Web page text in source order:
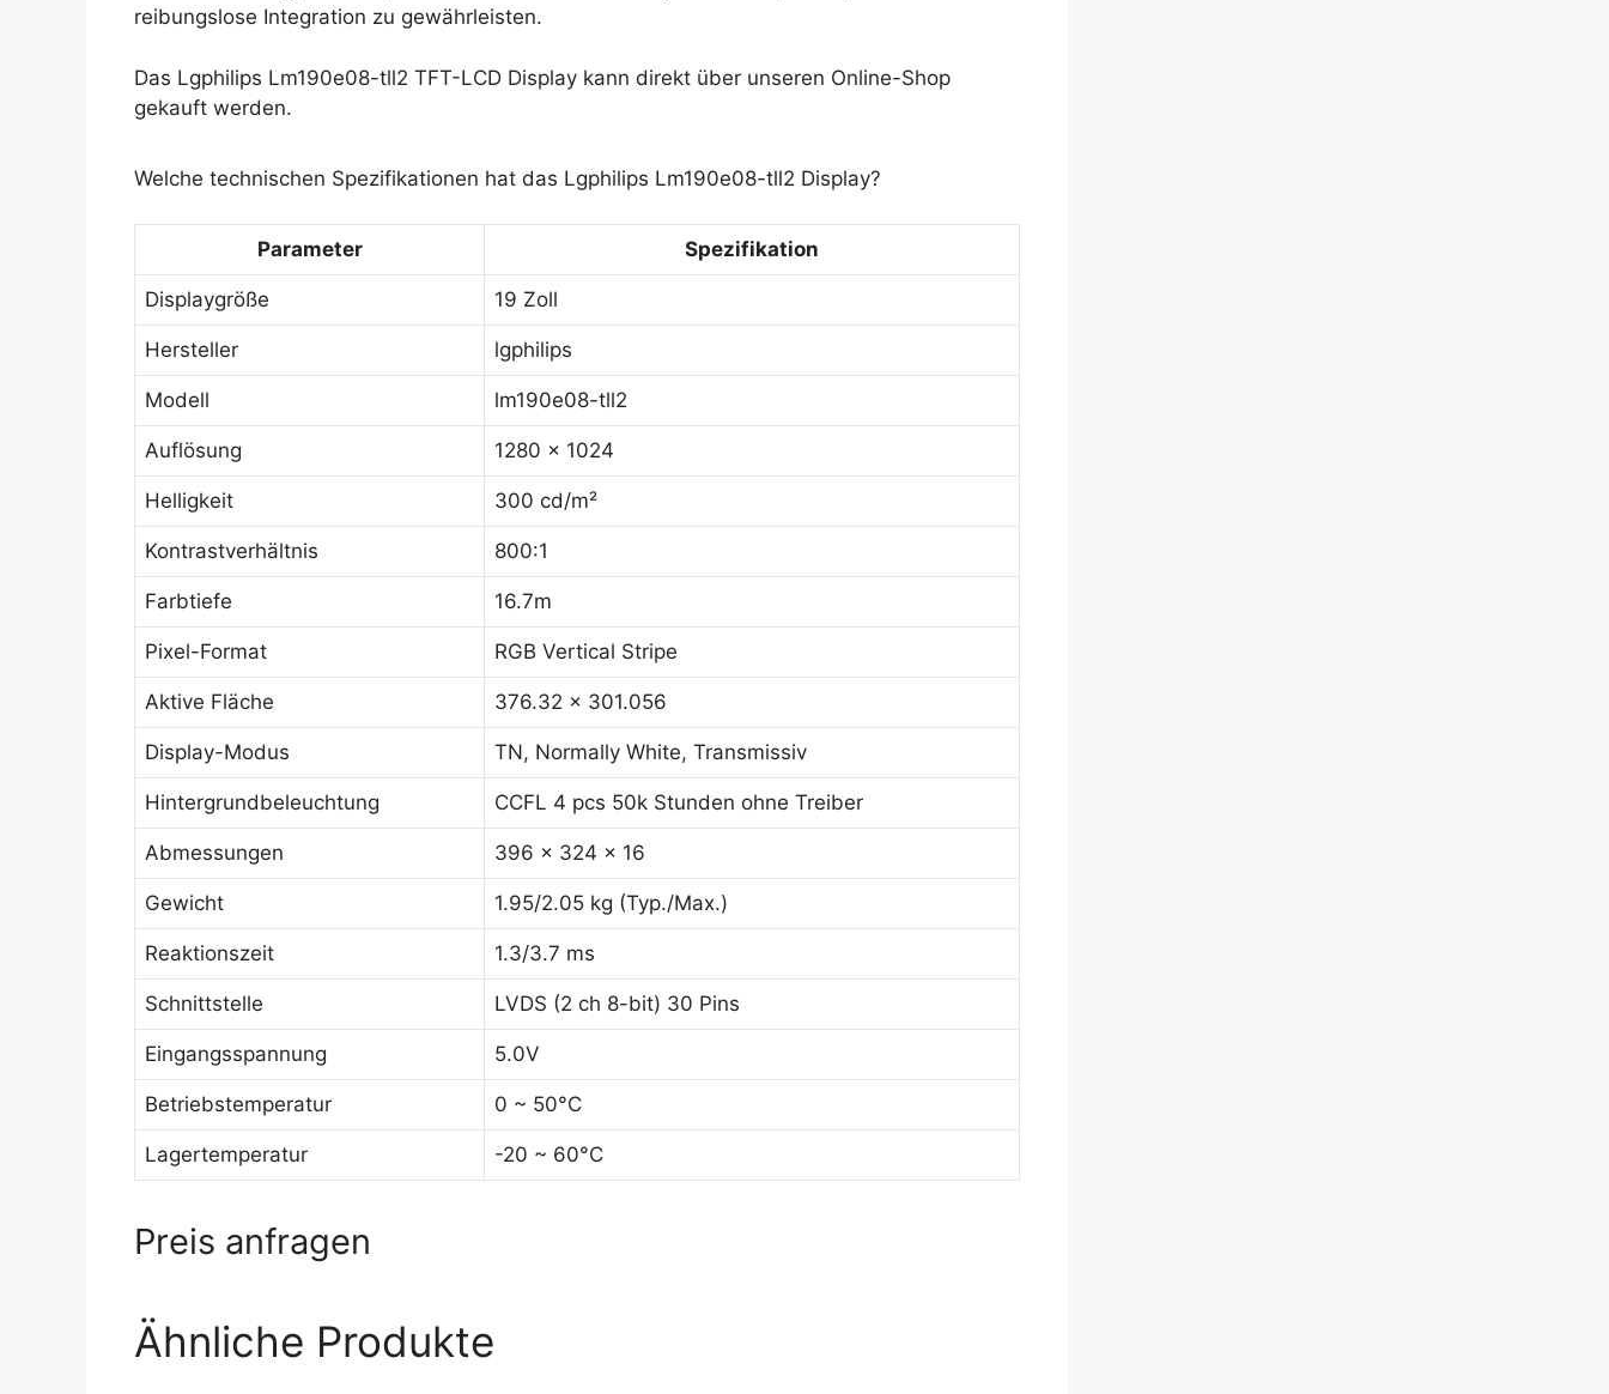
reibungslose Integration zu gewährleisten.
Das Lgphilips Lm190e08-tll2 TFT-LCD Display kann direkt über unseren Online-Shop
gekauft werden.
Welche technischen Spezifikationen hat das Lgphilips Lm190e08-tll2 Display?
Parameter Spezifikation
Displaygröße 19 Zoll
Hersteller lgphilips
Modell lm190e08-tll2
Auflösung 1280 x 1024
Helligkeit 300 cd/m²
Kontrastverhältnis 800:1
Farbtiefe 16.7m
Pixel-Format RGB Vertical Stripe
Aktive Fläche 376.32 x 301.056
Display-Modus TN, Normally White, Transmissiv
Hintergrundbeleuchtung CCFL 4 pcs 50k Stunden ohne Treiber
Abmessungen 396 x 324 x 16
Gewicht 1.95/2.05 kg (Typ./Max.)
Reaktionszeit 1.3/3.7 ms
Schnittstelle LVDS (2 ch 8-bit) 30 Pins
Eingangsspannung 5.0V
Betriebstemperatur 0 ~ 50°C
Lagertemperatur -20 ~ 60°C
Preis anfragen
Ähnliche Produkte